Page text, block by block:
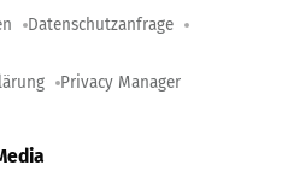
Datenschutzanfrage
Privacy Manager